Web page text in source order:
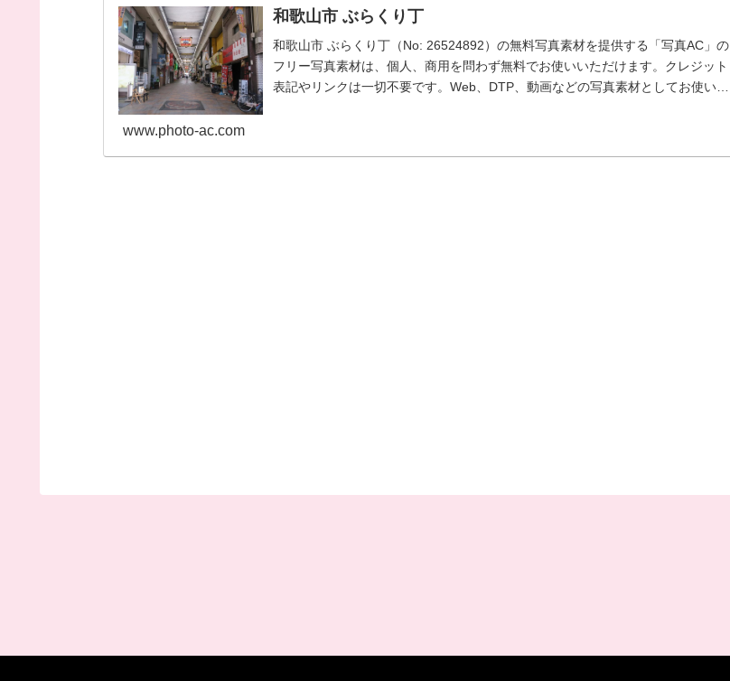
和歌山市 ぶらくり丁
和歌山市 ぶらくり丁（No: 26524892）の無料写真素材を提供する「写真AC」の
フリー写真素材は、個人、商用を問わず無料でお使いいただけます。クレジット
表記やリンクは一切不要です。Web、DTP、動画などの写真素材としてお使いく
www.photo-ac.com